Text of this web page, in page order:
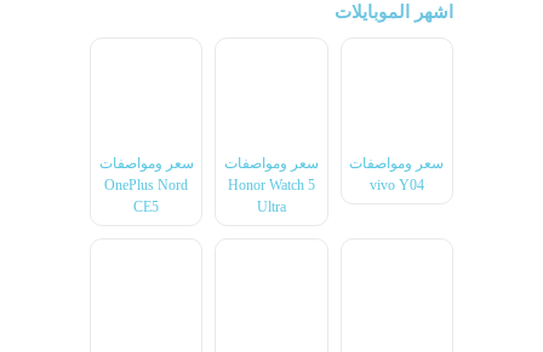
اشهر الموبايلات
سعر ومواصفات
vivo Y04
سعر ومواصفات
Honor Watch 5
Ultra
سعر ومواصفات
OnePlus Nord
CE5